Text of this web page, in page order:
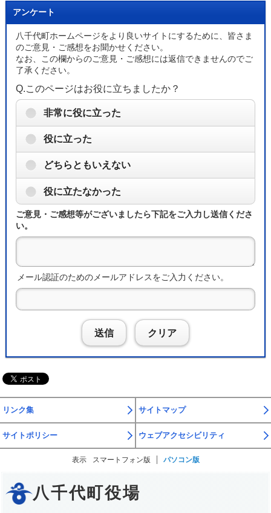
アンケート
八千代町ホームページをより良いサイトにするために、皆さま
のご意見・ご感想をお聞かせください。
なお、この欄からのご意見・ご感想には返信できませんのでご
了承ください。
Q.このページはお役に立ちましたか？
非常に役に立った
役に立った
どちらともいえない
役に立たなかった
ご意見・ご感想等がございましたら下記をご入力し送信くださ
い。
メール認証のためのメールアドレスをご入力ください。
送信 クリア
リンク集 サイトマップ
サイトポリシー ウェブアクセシビリティ
表示 スマートフォン版 パソコン版
八千代町役場